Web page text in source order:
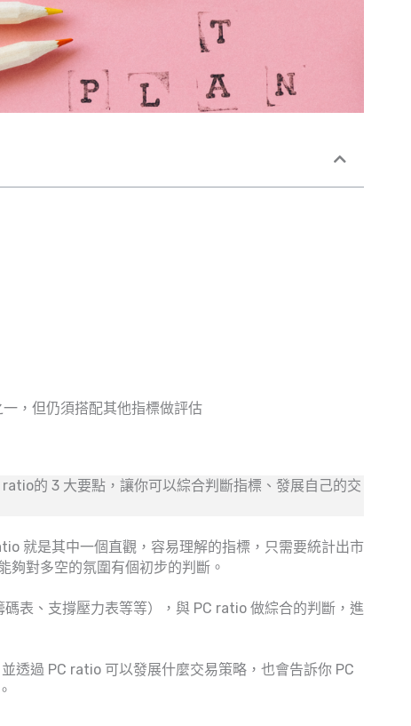
，但仍須搭配其他指標做評估
的 3 大要點，讓你可以綜合判斷指標、發展自己的交
就是其中一個直觀，容易理解的指標，只需要統計出市
夠對多空的氛圍有個初步的判斷。
表、支撐壓力表等等），與 PC ratio 做綜合的判斷，進
透過 PC ratio 可以發展什麼交易策略，也會告訴你 PC